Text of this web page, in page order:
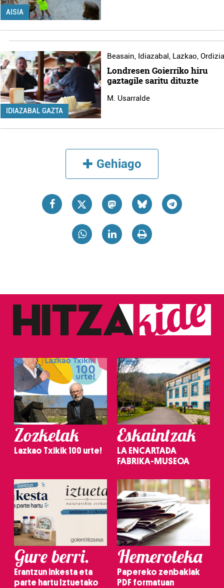
AISIA
IDIAZABAL GAZTA
Beasain, Idiazabal , Lazkao, Ordizia
Londresen Goierriko hiru
gaztagile saritu dituzte
M. Usarralde
Gehiago
Zozketak
Lazkao Txikik 100 urte!
Eskaintzak
LA ENCARTADA
FABRIKA-MUSEOA
Gure berri.
Erantzun inkesta eta
parte hartu Iztuetako
Hemeroteka
Papereko zenbakiak
PDF formatuan